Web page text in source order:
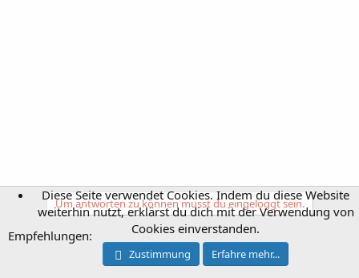
Um antworten zu können musst du eingeloggt sein.
Empfehlungen:
Diese Seite verwendet Cookies. Indem du diese Website
weiterhin nutzt, erklärst du dich mit der Verwendung von
Cookies einverstanden.
Zustimmung Erfahre mehr...